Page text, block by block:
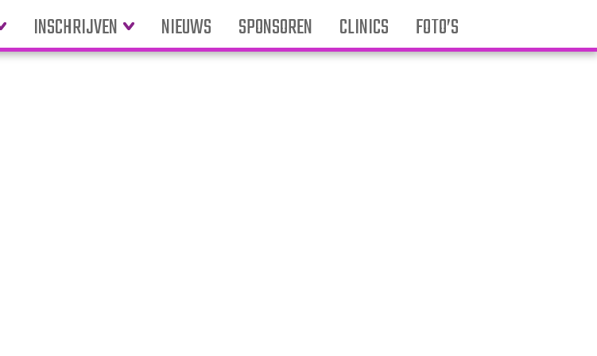
INSCHRIJVEN NIEUWS SPONSOREN CLINICS FOTO’S